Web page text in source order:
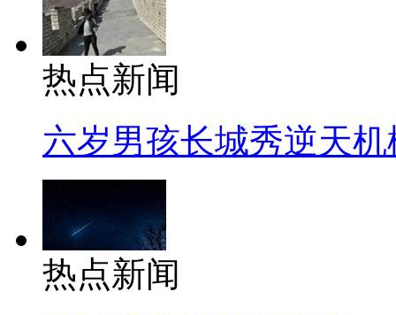
热点新闻
六岁男孩长城秀逆天机
热点新闻